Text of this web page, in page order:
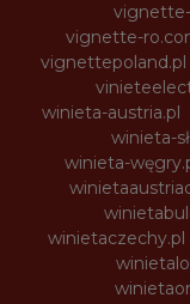
vignette-
vignettepoland.pl
winieta-austria.pl
winieta-
winieta-
winietaczechy.pl